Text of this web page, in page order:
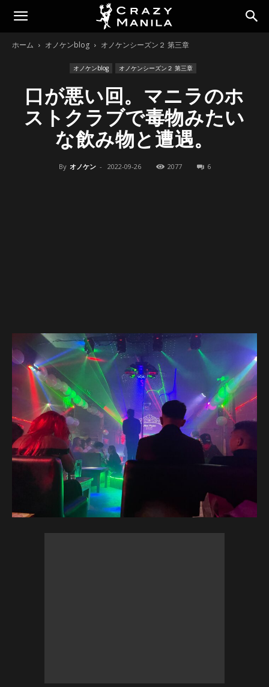
ホーム オノケンblog オノケンシーズン２ 第三章
オノケンblog オノケンシーズン２ 第三章
口が悪い回。マニラのホ
ストクラブで毒物みたい
な飲み物と遭遇。
By オノケン - 2022-09-26 2077 6